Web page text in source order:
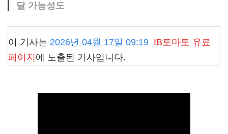
달 가능성도
이 기사는 2026년 04월 17일 09:19 IB토마토 유료
페이지 에 노출된 기사입니다.